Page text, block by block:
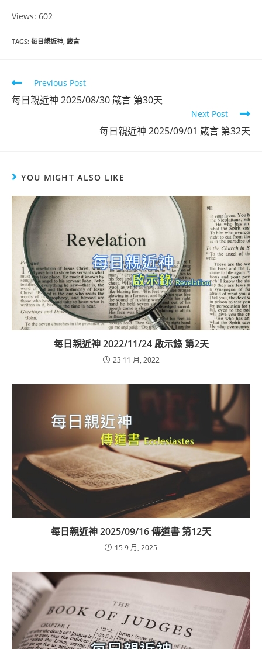
Views: 602
TAGS: 每日親近神, 箴言
Previous Post
每日親近神 2025/08/30 箴言 第30天
Next Post
每日親近神 2025/09/01 箴言 第32天
YOU MIGHT ALSO LIKE
每日親近神 2022/11/24 啟示錄 第2天
23 11 月, 2022
每日親近神 2025/09/16 傳道書 第12天
15 9 月, 2025